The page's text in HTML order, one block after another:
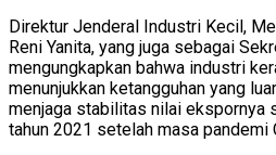
Direktur Jenderal Industri Kecil,
Reni Yanita, yang juga sebagai
mengungkapkan bahwa industri
menunjukkan ketangguhan yang
menjaga stabilitas nilai ekspornya
tahun 2021 setelah masa pandemi